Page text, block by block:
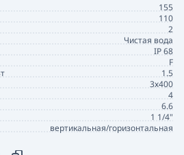
155
110
2
Чистая вода
IP 68
F
1.5
3х400
4
6.6
1 1/4"
вертикальная/горизонтальная